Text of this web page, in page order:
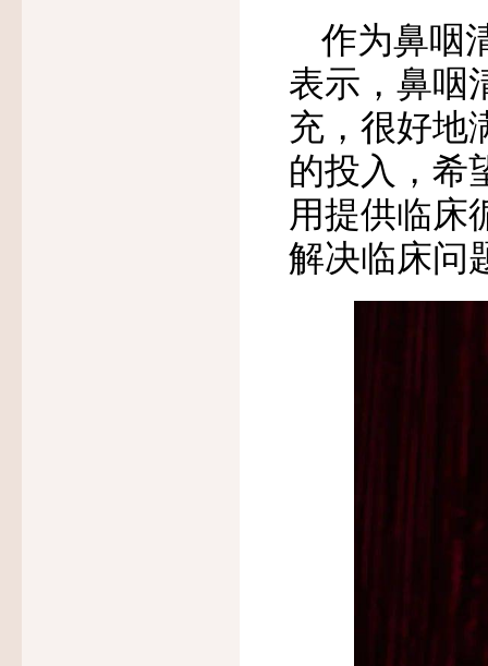
作为鼻咽
表示，鼻咽
充，很好地
的投入，希
用提供临床
解决临床问